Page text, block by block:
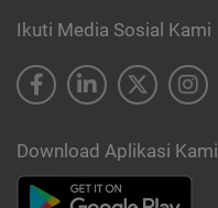
Ikuti Media Sosial Kami
Download Aplikasi Kami